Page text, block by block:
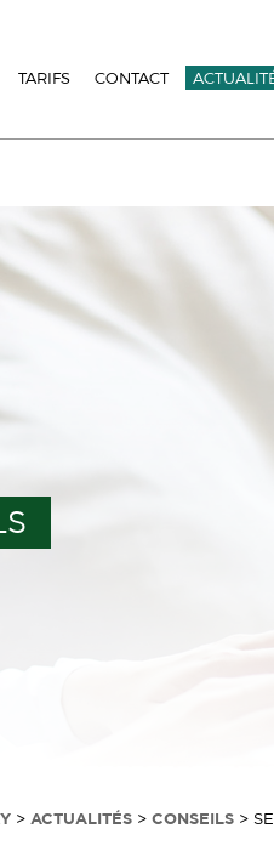
TARIFS CONTACT
> ACTUALITÉS > CONSEILS >